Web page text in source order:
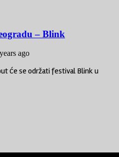
– Blink
ago
će se održati festival Blink u